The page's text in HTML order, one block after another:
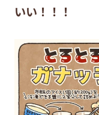
いい！！！